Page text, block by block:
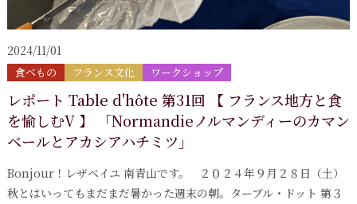
2024/11/01
食べもの フランス文化 ワークショップ
レポート Table d'hôte 第31回 【 フランス地方と食
を愉しむV 】 「Normandieノルマンディーのカマン
ベールとアカシアハチミツ」
Bonjour！レザベイユ 南青山です。 ２０２４年９月２８日（土）
秋とはいってもまだまだ暑かった週末の朝。ターブル・ドット 第３